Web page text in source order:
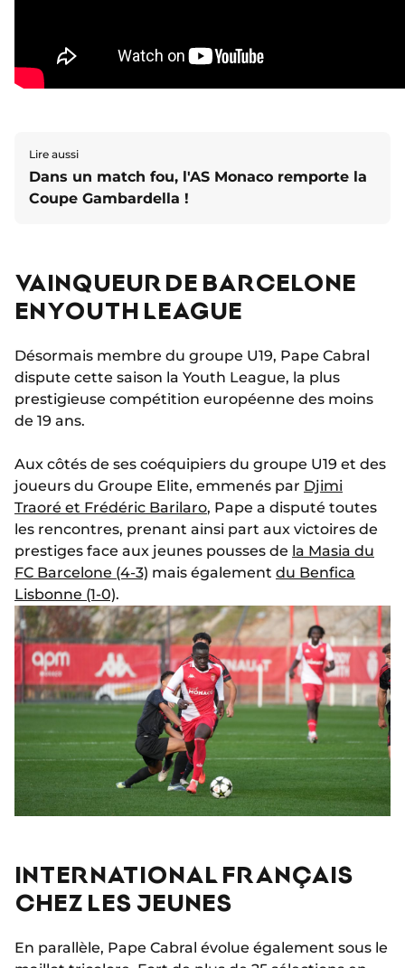
Lire aussi
Dans un match fou, l'AS Monaco remporte la
Coupe Gambardella !
VAINQUEUR DE BARCELONE
EN YOUTH LEAGUE
Désormais membre du groupe U19, Pape Cabral
dispute cette saison la Youth League, la plus
prestigieuse compétition européenne des moins
de 19 ans.
Aux côtés de ses coéquipiers du groupe U19 et des
joueurs du Groupe Elite, emmenés par Djimi
Traoré et Frédéric Barilaro, Pape a disputé toutes
les rencontres, prenant ainsi part aux victoires de
prestiges face aux jeunes pousses de la Masia du
FC Barcelone (4-3) mais également du Benfica
Lisbonne (1-0).
INTERNATIONAL FRANÇAIS
CHEZ LES JEUNES
En parallèle, Pape Cabral évolue également sous le